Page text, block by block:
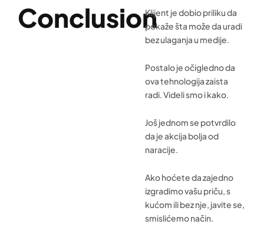
ConclusionKlijent je dobio priliku da
pokaže šta može da uradi
bez ulaganja u medije.
Postalo je očigledno da
ova tehnologija zaista
radi. Videli smo i kako.
Još jednom se potvrdilo
da je akcija bolja od
naracije.
Ako hoćete da zajedno
izgradimo vašu priču, s
kućom ili bez nje, javite se,
smislićemo način.